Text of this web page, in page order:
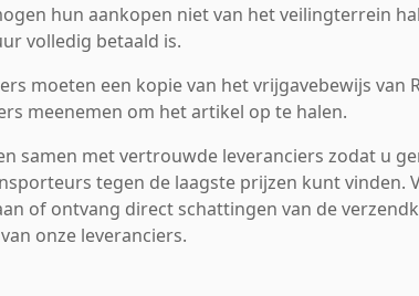
hun aankopen niet van het veilingterrein
volledig betaald is.
moeten een kopie van het vrijgavebewijs van
meenemen om het artikel op te halen.
samen met vertrouwde leveranciers zodat u
tegen de laagste prijzen kunt vinden.
of ontvang direct schattingen van de
onze leveranciers.